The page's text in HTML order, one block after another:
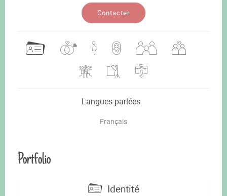
Contacter
Langues parlées
Français
Portfolio
Identité